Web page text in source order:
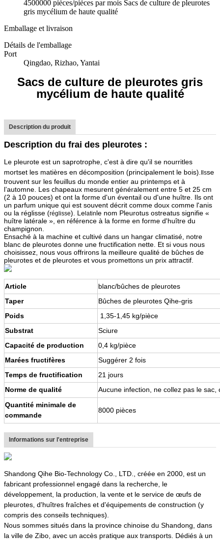
4500000 pièces/pièces par mois Sacs de culture de pleurotes
gris mycélium de haute qualité
Emballage et livraison
Détails de l'emballage
Port
Qingdao, Rizhao, Yantai
Sacs de culture de pleurotes gris
mycélium de haute qualité
Description du produit
Description du frai des pleurotes :
Le pleurote est un saprotrophe, c'est à dire qu'il se nourritles
mortset les matières en décomposition (principalement le bois). Ilsse
trouvent sur les feuillus du monde entier au printemps et à
l’automne. Les chapeaux mesurent généralement entre 5 et 25 cm
(2 à 10 pouces) et ont la forme d'un éventail ou d'une huître. Ils ont
un parfum unique qui est souvent décrit comme doux comme l'anis
ou la réglisse (réglisse). Lelatinle nom Pleurotus ostreatus signifie «
huître latérale », en référence à la forme en forme d'huître du
champignon.
Ensaché à la machine et cultivé dans un hangar climatisé, notre
blanc de pleurotes donne une fructification nette. Et si vous nous
choisissez, nous vous offrirons la meilleure qualité de bûches de
pleurotes et de pleurotes et vous promettons un prix attractif.
Article
blanc/bûches de pleurotes
Taper
Bûches de pleurotes Qihe-gris
Poids
1,35-1,45 kg/pièce
Substrat
Sciure
Capacité de production
0,4 kg/pièce
Marées fructifères
Suggérer 2 fois
Temps de fructification
21 jours
Norme de qualité
Aucune infection, ne collez pas le sac,
Quantité minimale de
commande
8000 pièces
Informations sur l'entreprise
Shandong Qihe Bio-Technology Co., LTD., créée en 2000, est un
fabricant professionnel engagé dans la recherche, le
développement, la production, la vente et le service de œufs de
pleurotes, d'huîtres fraîches et d'équipements de construction (y
compris des conseils techniques).
Nous sommes situés dans la province chinoise du Shandong, dans
la ville de Zibo, avec un accès pratique aux transports. Dédiés à un